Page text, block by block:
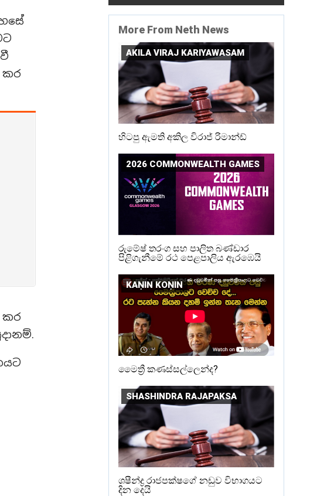
කර
කර
More From Neth News
AKILA VIRAJ KARIYAWASAM
හිටපු ඇමති අකිල විරාජ් රිමාන්ඩ්
2026 COMMONWEALTH GAMES
රුමේෂ් තරංග සහ පාලිත බණ්ඩාර
පිළිගැනීමේ රථ පෙළපාලිය ඇරඹෙයි
KAṆIN KOṆIN
මෛත්‍රී කණස්සල්ලෙන්ද?
SHASHINDRA RAJAPAKSA
ශෂීන්ද්‍ර රාජපක්ෂගේ නඩුව විභාගයට
දින දෙයි